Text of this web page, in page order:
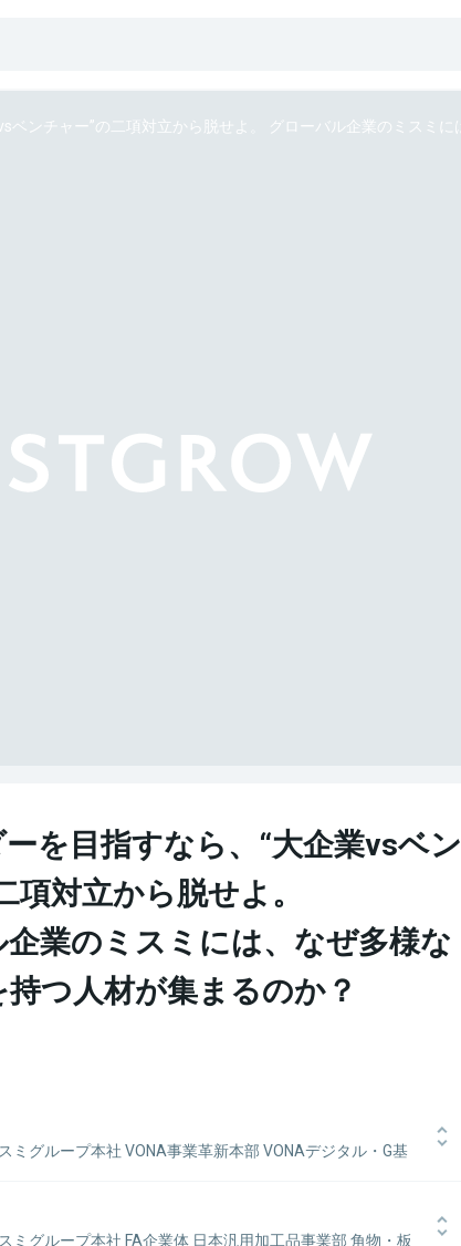
を目指すなら、“大企業vsベン
項対立から脱せよ。
業のミスミには、なぜ多様な
つ人材が集まるのか？
ミグループ本社 VONA事業革新本部 VONAデジタル・G基
会社（JAL）入社。運行管理業務に携わりながら、IT 化による業務
IT/人材ベンチャーのレバレジーズ株式会社入社し、支店立ち上げ
ミグループ本社 FA企業体 日本汎用加工品事業部 角物・板